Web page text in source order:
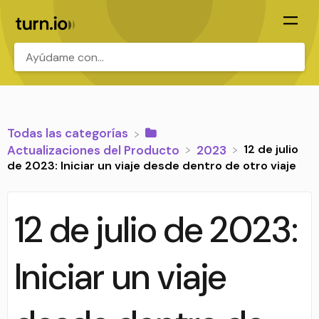
Todas las categorías
​Actualizaciones del Producto
​2023
12 de julio
de 2023: Iniciar un viaje desde dentro de otro viaje
12 de julio de 2023:
Iniciar un viaje
.